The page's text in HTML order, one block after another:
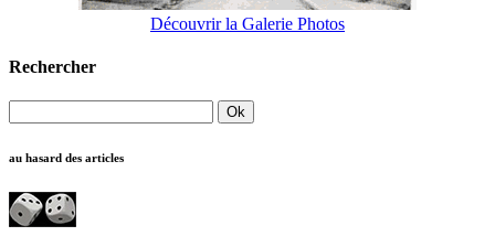
Découvrir la Galerie Photos
Rechercher
au hasard des articles